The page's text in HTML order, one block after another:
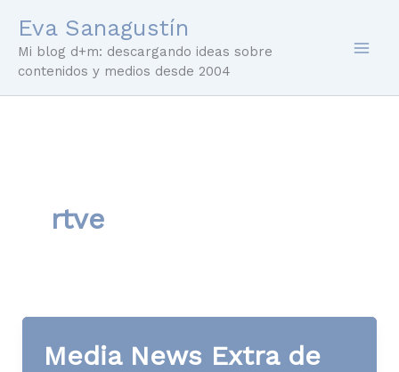
contenido
Eva Sanagustín
Mi blog d+m: descargando ideas sobre
contenidos y medios desde 2004
rtve
Media News Extra de